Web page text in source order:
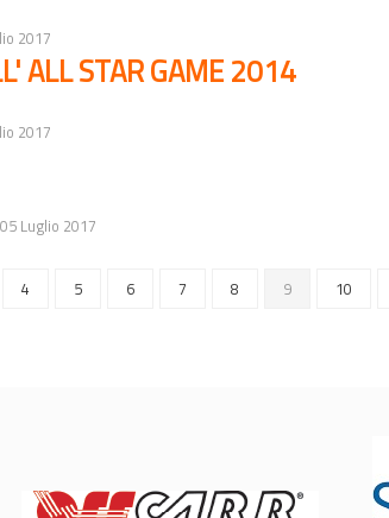
2017
ALL STAR GAME 2014
2017
Luglio 2017
4 5 6 7 8 9 10